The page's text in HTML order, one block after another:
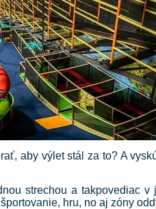
aby výlet stál za to? A
strechou a takpovediac v
hru, no aj zóny